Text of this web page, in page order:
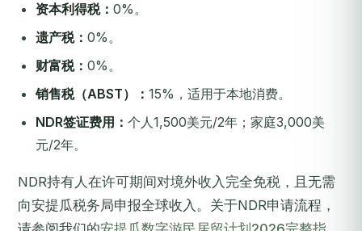
资本利得税： 0%。
遗产税： 0%。
财富税： 0%。
销售税（ABST）： 15%，适用于本地消费。
NDR签证费用： 个人1,500美元/2年；家庭3,000美
元/2年。
NDR持有人在许可期间对境外收入完全免税，且无需
向安提瓜税务局申报全球收入。关于NDR申请流程，